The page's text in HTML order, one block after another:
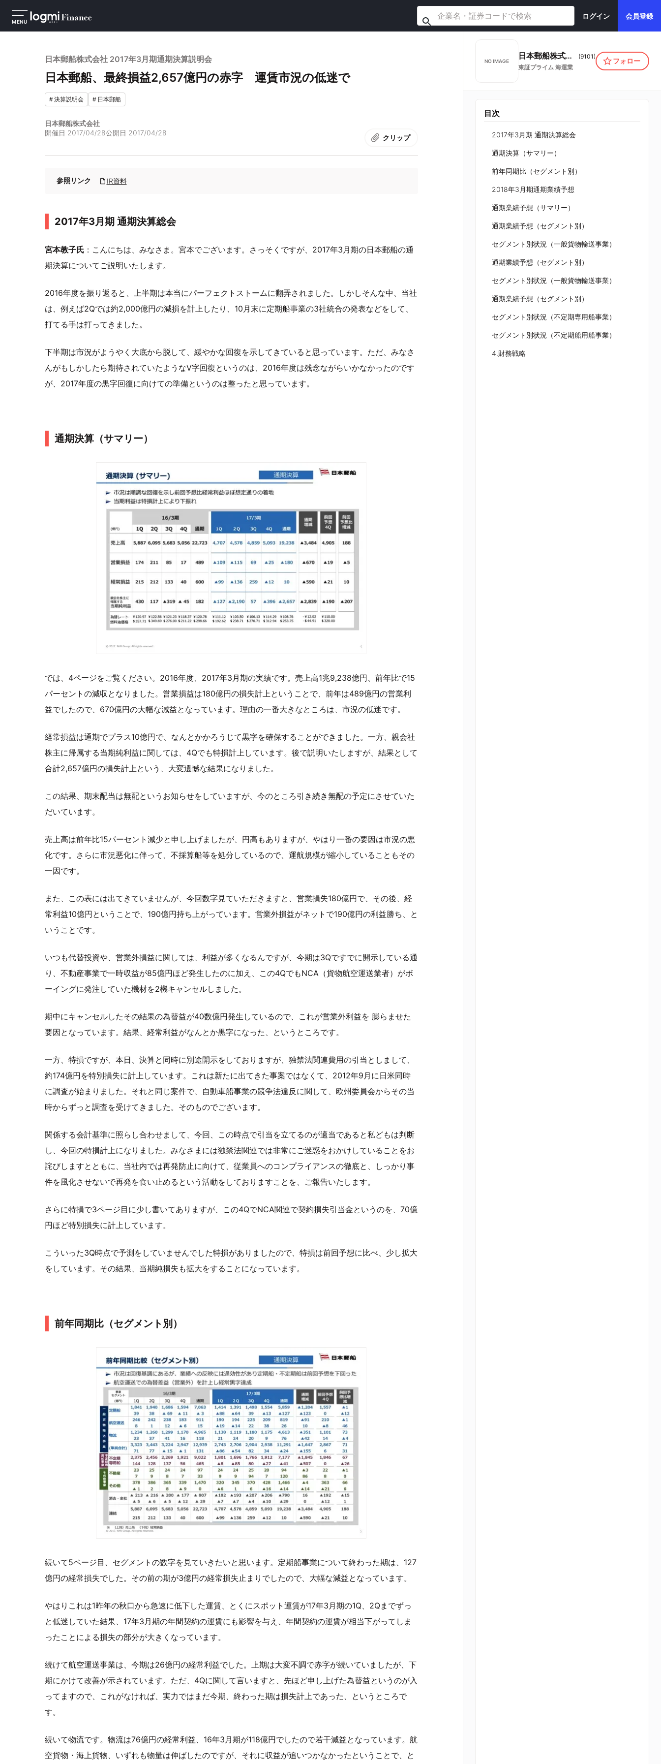
MENU
ログイン 会員登録
日本郵船株式会社 2017年3月期通期決算説明会
日本郵船、最終損益2,657億円の赤字 運賃市況の低迷で
#決算説明会 # 日本郵船
日本郵船株式会社
開催日 2017/04/28公開日 2017/04/28
クリップ
参照リンク IR資料
2017年3月期 通期決算総会
宮本教子氏 ：こんにちは、みなさま。宮本でございます。さっそくですが、2017年3月期の日本郵船の通
期決算についてご説明いたします。
2016年度を振り返ると、上半期は本当にパーフェクトストームに翻弄されました。しかしそんな中、当社
は、例えば2Qでは約2,000億円の減損を計上したり、10月末に定期船事業の3社統合の発表などをして、
打てる手は打ってきました。
下半期は市況がようやく大底から脱して、緩やかな回復を示してきていると思っています。ただ、みなさ
んがもしかしたら期待されていたようなV字回復というのは、2016年度は残念ながらいかなかったのです
が、2017年度の黒字回復に向けての準備というのは整ったと思っています。
通期決算（サマリー）
では、4ページをご覧ください。2016年度、2017年3月期の実績です。売上高1兆9,238億円、前年比で15
パーセントの減収となりました。営業損益は180億円の損失計上ということで、前年は489億円の営業利
益でしたので、670億円の大幅な減益となっています。理由の一番大きなところは、市況の低迷です。
経常損益は通期でプラス10億円で、なんとかかろうじて黒字を確保することができました。一方、親会社
株主に帰属する当期純利益に関しては、4Qでも特損計上しています。後で説明いたしますが、結果として
合計2,657億円の損失計上という、大変遺憾な結果になりました。
この結果、期末配当は無配というお知らせをしていますが、今のところ引き続き無配の予定にさせていた
だいています。
売上高は前年比15パーセント減少と申し上げましたが、円高もありますが、やはり一番の要因は市況の悪
化です。さらに市況悪化に伴って、不採算船等を処分しているので、運航規模が縮小していることもその
一因です。
また、この表には出てきていませんが、今回数字見ていただきますと、営業損失180億円で、その後、経
常利益10億円ということで、190億円持ち上がっています。営業外損益がネットで190億円の利益勝ち、と
いうことです。
いつも代替投資や、営業外損益に関しては、利益が多くなるんですが、今期は3Qですでに開示している通
り、不動産事業で一時収益が85億円ほど発生したのに加え、この4QでもNCA（貨物航空運送業者）がボ
ーイングに発注していた機材を2機キャンセルしました。
期中にキャンセルしたその結果の為替益が40数億円発生しているので、これが営業外利益を 膨らませた
要因となっています。結果、経常利益がなんとか黒字になった、というところです。
一方、特損ですが、本日、決算と同時に別途開示をしておりますが、独禁法関連費用の引当としまして、
約174億円を特別損失に計上しています。これは新たに出てきた事案ではなくて、2012年9月に日米同時
に調査が始まりました。それと同じ案件で、自動車船事業の競争法違反に関して、欧州委員会からその当
時からずっと調査を受けてきました。そのものでございます。
関係する会計基準に照らし合わせまして、今回、この時点で引当を立てるのが適当であると私どもは判断
し、今回の特損計上になりました。みなさまには独禁法関連では非常にご迷惑をおかけしていることをお
詫びしますとともに、当社内では再発防止に向けて、従業員へのコンプライアンスの徹底と、しっかり事
件を風化させないで再発を食い止めるという活動をしておりますことを、ご報告いたします。
さらに特損で3ページ目に少し書いてありますが、この4QでNCA関連で契約損失引当金というのを、70億
円ほど特別損失に計上しています。
こういった3Q時点で予測をしていませんでした特損がありましたので、特損は前回予想に比べ、少し拡大
をしています。その結果、当期純損失も拡大をすることになっています。
前年同期比（セグメント別）
続いて5ページ目、セグメントの数字を見ていきたいと思います。定期船事業について終わった期は、127
億円の経常損失でした。その前の期が3億円の経常損失止まりでしたので、大幅な減益となっています。
やはりこれは1昨年の秋口から急速に低下した運賃、とくにスポット運賃が17年3月期の1Q、2Qまでずっ
と低迷していた結果、17年3月期の年間契約の運賃にも影響を与え、年間契約の運賃が相当下がってしま
ったことによる損失の部分が大きくなっています。
続けて航空運送事業は、今期は26億円の経常利益でした。上期は大変不調で赤字が続いていましたが、下
期にかけて改善が示されています。ただ、4Qに関して言いますと、先ほど申し上げた為替益というのが入
ってますので、これがなければ、実力ではまだ今期、終わった期は損失計上であった、というところで
す。
続いて物流です。物流は76億円の経常利益、16年3月期が118億円でしたので若干減益となっています。航
空貨物・海上貨物、いずれも物量は伸ばしたのですが、それに収益が追いつかなかったということで、と
NO IMAGE
日本郵船株式会社 (9101)
東証プライム 海運業
フォロー
目次
2017年3月期 通期決算総会
通期決算（サマリー）
前年同期比（セグメント別）
2018年3月期通期業績予想
通期業績予想（サマリー）
通期業績予想（セグメント別）
セグメント別状況（一般貨物輸送事業）
通期業績予想（セグメント別）
セグメント別状況（一般貨物輸送事業）
通期業績予想（セグメント別）
セグメント別状況（不定期専用船事業）
セグメント別状況（不定期船用船事業）
4.財務戦略